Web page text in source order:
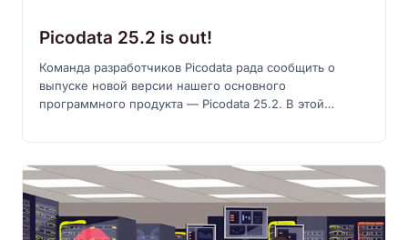
Picodata 25.2 is out!
Команда разработчиков Picodata рада сообщить о
выпуске новой версии нашего основного
программного продукта — Picodata 25.2. В этой
метрики, улучшена работа в консоли и сделано
множество небольших, но важных доработок.